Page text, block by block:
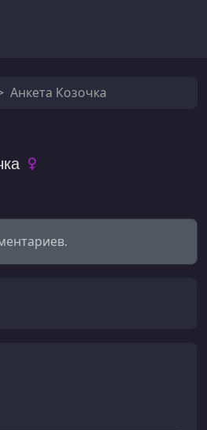
Анкета Козочка